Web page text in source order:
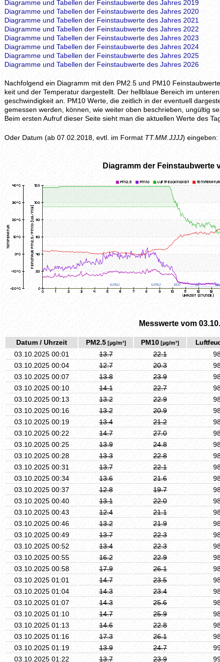
Diagramme und Tabellen der Feinstaubwerte des Jahres 2019
Diagramme und Tabellen der Feinstaubwerte des Jahres 2020
Diagramme und Tabellen der Feinstaubwerte des Jahres 2021
Diagramme und Tabellen der Feinstaubwerte des Jahres 2022
Diagramme und Tabellen der Feinstaubwerte des Jahres 2023
Diagramme und Tabellen der Feinstaubwerte des Jahres 2024
Diagramme und Tabellen der Feinstaubwerte des Jahres 2025
Diagramme und Tabellen der Feinstaubwerte des Jahres 2026
Nachfolgend ein Diagramm mit den PM2.5 und PM10
keit und der Temperatur dargestellt. Der hellblaue Bereich im
geschwindig­keit an. PM10 Werte, die zeitlich in der eventuell
gemessen werden, können, wie weiter oben beschrieben, ungültig
Beim ersten Aufruf dieser Seite sieht man die aktuellen Werte des
Oder Datum (ab 07.02.2018, evtl. im Format TT.MM.JJJJ) eingeben:
Diagramm der Feinstaubwerte
Messwerte vom
Datum / Uhrzeit PM2.5[µg/m³] PM10 [µg/m³]
03.10.2025 00:01
13.7 22.1
03.10.2025 00:04
12.7 20.3
03.10.2025 00:07
13.8 23.9
03.10.2025 00:10
14.1 22.7
03.10.2025 00:13
13.2 22.9
03.10.2025 00:16
13.2 20.9
03.10.2025 00:19
13.4 21.2
03.10.2025 00:22
14.7 27.0
03.10.2025 00:25
13.9 24.8
03.10.2025 00:28
13.3 22.8
03.10.2025 00:31
13.7 22.1
03.10.2025 00:34
13.6 21.6
03.10.2025 00:37
12.8 19.7
03.10.2025 00:40
13.1 22.0
03.10.2025 00:43
12.4 21.1
03.10.2025 00:46
13.2 21.9
03.10.2025 00:49
13.7 22.3
03.10.2025 00:52
13.4 22.3
03.10.2025 00:55
16.2 22.9
03.10.2025 00:58
17.9 26.1
03.10.2025 01:01
14.7 23.5
03.10.2025 01:04
14.3 23.4
03.10.2025 01:07
14.3 25.6
03.10.2025 01:10
14.7 25.9
03.10.2025 01:13
14.6 22.8
03.10.2025 01:16
17.3 26.1
03.10.2025 01:19
13.9 24.7
03.10.2025 01:22
13.7 23.9